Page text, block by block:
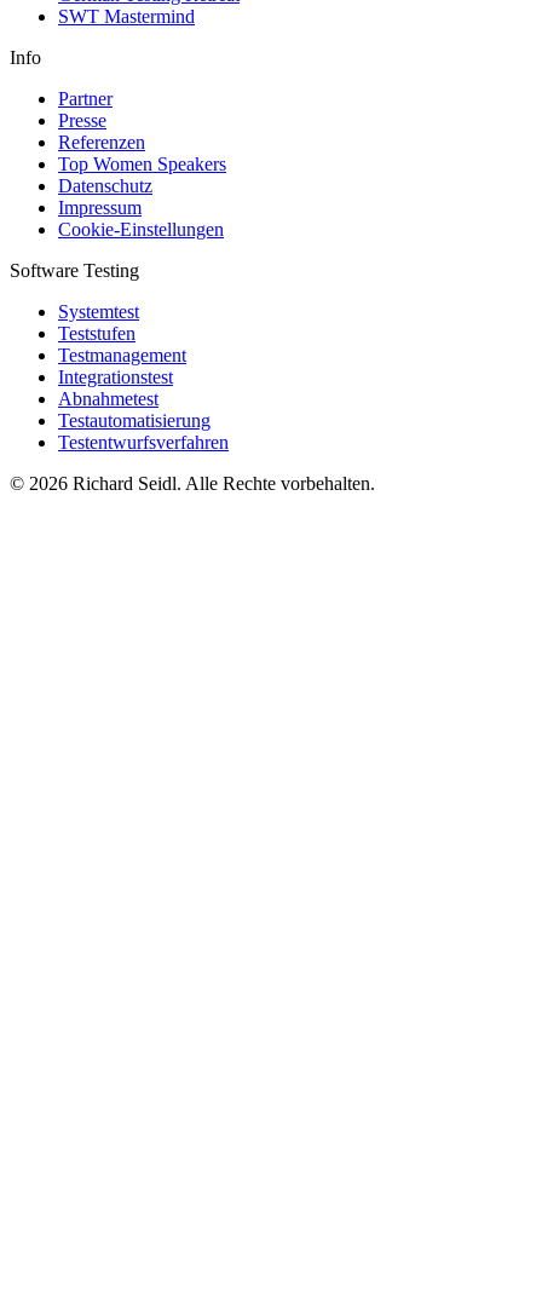
SWT Mastermind
Info
Partner
Presse
Referenzen
Top Women Speakers
Datenschutz
Impressum
Cookie-Einstellungen
Software Testing
Systemtest
Teststufen
Testmanagement
Integrationstest
Abnahmetest
Testautomatisierung
Testentwurfsverfahren
© 2026 Richard Seidl. Alle Rechte vorbehalten.